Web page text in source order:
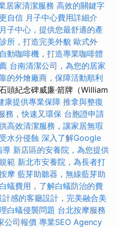
居家清潔服務 高效的關鍵字
自信 月子中心費用詳細介
子中心，提供您最舒適的產
所，打造完美外貌 歐式外
動咖啡機，打造專業咖啡體
台南清潔公司，為您的居家
的外燴廠商，保障活動順利
頭紀念碑威廉·箭牌（William
康提供專業保障 推拿與整復
務，快速又環保 台胞證申請
高效清潔服務，讓家居無瑕
水分侵蝕 深入了解Google
導 新店區的安養院，為您提供
範 新北市安養院，為長者打
摩 藍芽助聽器，無線藍芽助
蟻費用，了解白蟻防治的費
感的客廳設計，完美融合美
白蟻侵襲問題 台北按摩服務
公司報價 專業SEO Agency